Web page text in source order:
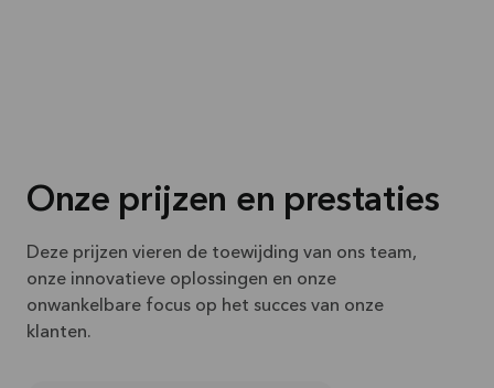
Onze prijzen en prestaties
Deze prijzen vieren de toewijding van ons team,
onze innovatieve oplossingen en onze
onwankelbare focus op het succes van onze
klanten.